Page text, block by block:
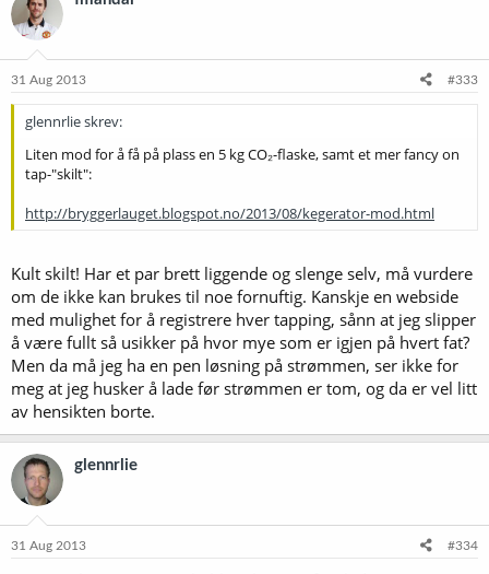
s
j
o
e
31 Aug 2013 #333
glennrlie skrev:
Liten mod for å få på plass en 5 kg CO₂-flaske, samt et mer fancy on
tap-"skilt":
http://bryggerlauget.blogspot.no/2013/08/kegerator-mod.html
Kult skilt! Har et par brett liggende og slenge selv, må vurdere
om de ikke kan brukes til noe fornuftig. Kanskje en webside
med mulighet for å registrere hver tapping, sånn at jeg slipper
å være fullt så usikker på hvor mye som er igjen på hvert fat?
Men da må jeg ha en pen løsning på strømmen, ser ikke for
meg at jeg husker å lade før strømmen er tom, og da er vel litt
av hensikten borte.
glennrlie
31 Aug 2013 #334